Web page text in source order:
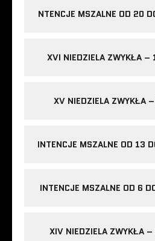
NTENCJE MSZALNE OD 20
XVI NIEDZIELA ZWYKŁA
XV NIEDZIELA ZWYKŁA
INTENCJE MSZALNE OD 13
INTENCJE MSZALNE OD 6
XIV NIEDZIELA ZWYKŁA